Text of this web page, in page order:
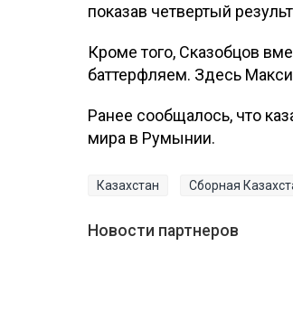
показав четвертый
Кроме того, Сказобцов
баттерфляем. Здесь
Ранее сообщалось, что
мира в Румынии.
Казахстан Сборная
Новости партнеров